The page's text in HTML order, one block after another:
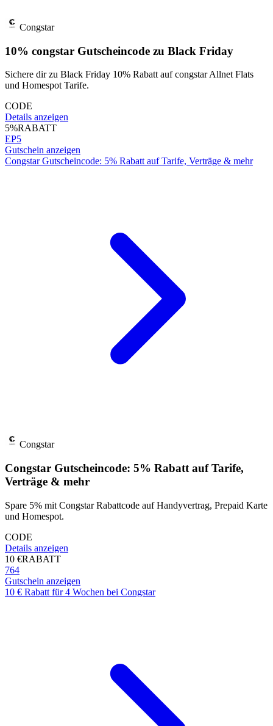
Congstar
10% congstar Gutscheincode zu Black Friday
Sichere dir zu Black Friday 10% Rabatt auf congstar Allnet Flats
und Homespot Tarife.
CODE
Details anzeigen
5%RABATT
EP5
Gutschein anzeigen
Congstar Gutscheincode: 5% Rabatt auf Tarife, Verträge & mehr
Congstar
Congstar Gutscheincode: 5% Rabatt auf Tarife,
Verträge & mehr
Spare 5% mit Congstar Rabattcode auf Handyvertrag, Prepaid Karte
und Homespot.
CODE
Details anzeigen
10 €RABATT
764
Gutschein anzeigen
10 € Rabatt für 4 Wochen bei Congstar